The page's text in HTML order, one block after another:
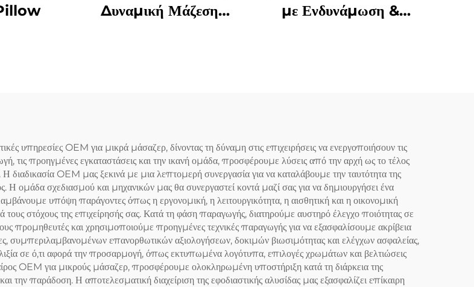
Δυναμική Μάζεση
με Ενδυνάμωση &
OEM για μικρά μάσαζερ, δίνοντας τη δύναμη στις επιχειρήσεις να ενεργοποιήσουν τις
τις προηγμένες εγκαταστάσεις και την ικανή ομάδα, προσφέρουμε λύσεις από την αρχή ως το τέλος
διαδικασία OEM μας ξεκινά με μια λεπτομερή συνεργασία για να καταλάβουμε την ταυτότητα της
Η ομάδα σχεδιασμού και μηχανικών μας θα συνεργαστεί κοντά μαζί σας για να δημιουργήσει ένα
υπόψη παράγοντες όπως η εργονομική, η λειτουργικότητα, η αισθητική και η οικονομική
τους στόχους της επιχείρησής σας. Κατά τη φάση παραγωγής, διατηρούμε αυστηρό έλεγχο ποιότητας σε
προμηθευτές και χρησιμοποιούμε προηγμένες τεχνικές παραγωγής για να εξασφαλίσουμε ακρίβεια
συμπεριλαμβανομένων επανορθωτικών αξιολογήσεων, δοκιμών βιωσιμότητας και ελέγχων ασφαλείας,
σε ό,τι αφορά την προσαρμογή, όπως εκτυπωμένα λογότυπα, επιλογές χρωμάτων και βελτιώσεις
OEM για μικρούς μάσαζερ, προσφέρουμε ολοκληρωμένη υποστήριξη κατά τη διάρκεια της
παράδοση. Η αποτελεσματική διαχείριση της εφοδιαστικής αλυσίδας μας εξασφαλίζει επίκαιρη